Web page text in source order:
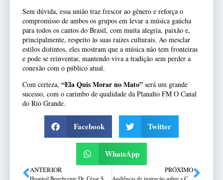
Sem dúvida, essa união traz frescor ao gênero e reforça o
compromisso de ambos os grupos em levar a música gaúcha
para todos os cantos do Brasil, com muita alegria, paixão e,
principalmente, respeito às suas raízes culturais. Ao mesclar
estilos distintos, eles mostram que a música não tem fronteiras
e pode se reinventar, mantendo viva a tradição sem perder a
conexão com o público atual.
Com certeza, “Ela Quis Morar no Mato” será um grande
sucesso, com o carimbo de qualidade da Planalto FM O Canal
do Rio Grande.
Facebook Twitter
WhatsApp
ANTERIOR
Hospital Beneficente Dr. César Santos abre processo seletivo para contratação de médicos
PRÓXIMO
Audiência de instrução sobre a Chacina da Cohab é realizada em Passo Fundo